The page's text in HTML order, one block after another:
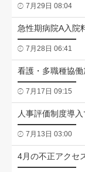
7月29日 08:04
急性期病院A入院
7月28日 06:41
看護・多職種協
7月17日 09:15
人事評価制度導
7月13日 03:00
4月の不正アクセ